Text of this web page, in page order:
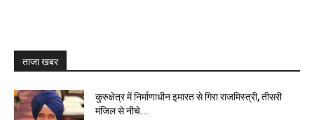
ताजा खबर
कुरुक्षेत्र में निर्माणाधीन इमारत से गिरा राजमिस्त्री, तीसरी
मंजिल से नीचे...